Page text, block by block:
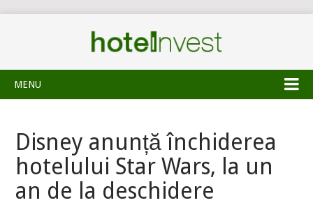
MENU
Disney anunță închiderea
hotelului Star Wars, la un
an de la deschidere